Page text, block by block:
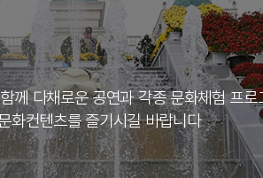
께 다채로운 공연과 각종 문화체험 프로
화컨텐츠를 즐기시길 바랍니다